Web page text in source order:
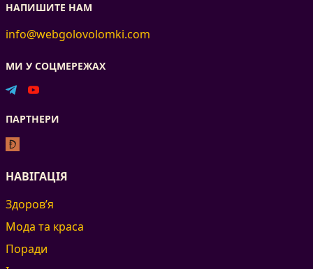
НАПИШИТЕ НАМ
info@webgolovolomki.com
МИ У СОЦМЕРЕЖАХ
ПАРТНЕРИ
НАВІГАЦІЯ
Здоров’я
Мода та краса
Поради